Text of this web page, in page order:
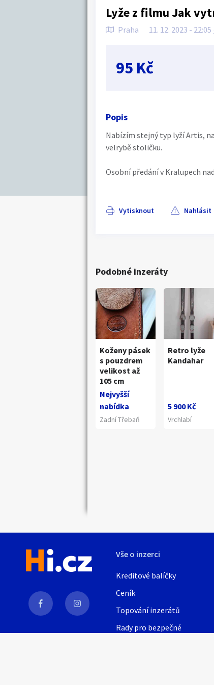
Lyže z filmu Jak
Praha 11. 12. 2023 - 22:05
95 Kč
Popis
Nabízím stejný typ lyží Artis,
velrybě stoličku.
Osobní předání v Kralupech
Vytisknout Nahlásit
Podobné inzeráty
Koženy pásek
s pouzdrem
velikost až
105 cm
Nejvyšší
nabídka
Zadní Třebaň
Retro lyže
Kandahar
5 900 Kč
Vrchlabí
Vše o inzerci
Kreditové balíčky
Ceník
Topování inzerátů
Rady pro bezpečné